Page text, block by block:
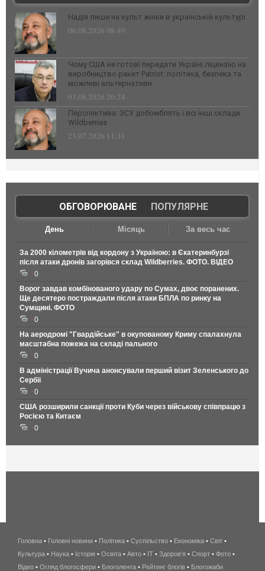
Надія лише на культ жінки в українській культурі
06.08.2026 08:49
Чому США не готові передати Україні ліцензію на
виробництво ракет Patriot: політика, безпека та
можливі альтернативи
03.08.2026 20:24
Перспектива: ЗСУ добомблять і всі інші склади
Wildberries
23.07.2026 11:31
ОБГОВОРЮВАНЕ| ПОПУЛЯРНЕ
День Місяць За весь час
За 2000 кілометрів від кордону з Україною: в Єкатеринбурзі
після атаки дронів загорівся склад Wildberries. ФОТО. ВІДЕО
0
Ворог завдав комбінованого удару по Сумах, двоє поранених.
Ще десятеро постраждали після атаки БПЛА по ринку на
Сумщині. ФОТО
0
На аеродромі "Гвардійське" в окупованому Криму спалахнула
масштабна пожежа на складі пального
0
В адміністрації Вучича анонсували перший візит Зеленського до
Сербії
0
США розширили санкції проти Куби через військову співпрацю з
Росією та Китаєм
0
беспроводной
интернет
киев
Головна • Головні новини • Політика • Суспільство • Економіка • Світ •
Культура • Наука • Історія • Освіта • Авто • IT • Здоров'я • Спорт • Фото •
Відео • Огляд блогосфери • Блоголента • Рейтинг блогів • Блогожаби